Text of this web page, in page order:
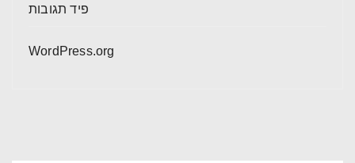
פיד תגובות
WordPress.org